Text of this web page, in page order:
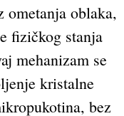
ometanja oblaka,
fizičkog stanja
mehanizam se
kristalne
bez